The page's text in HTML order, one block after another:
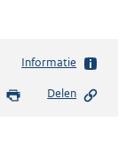
Informatie
Delen